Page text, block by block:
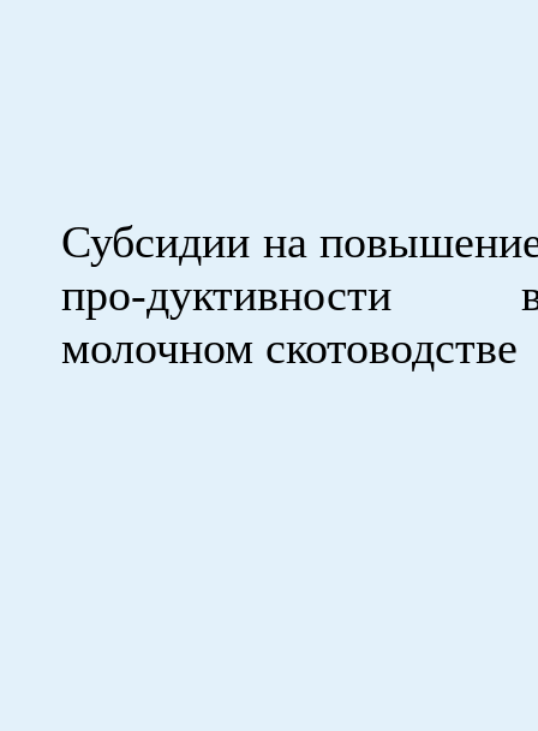
Субсидии на
про-дуктивности
молочном скотоводстве